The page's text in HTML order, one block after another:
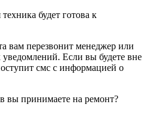
будет готова к
вам перезвонит менеджер или
уведомлений. Если вы будете вне
смс с информацией о
вы принимаете на ремонт?